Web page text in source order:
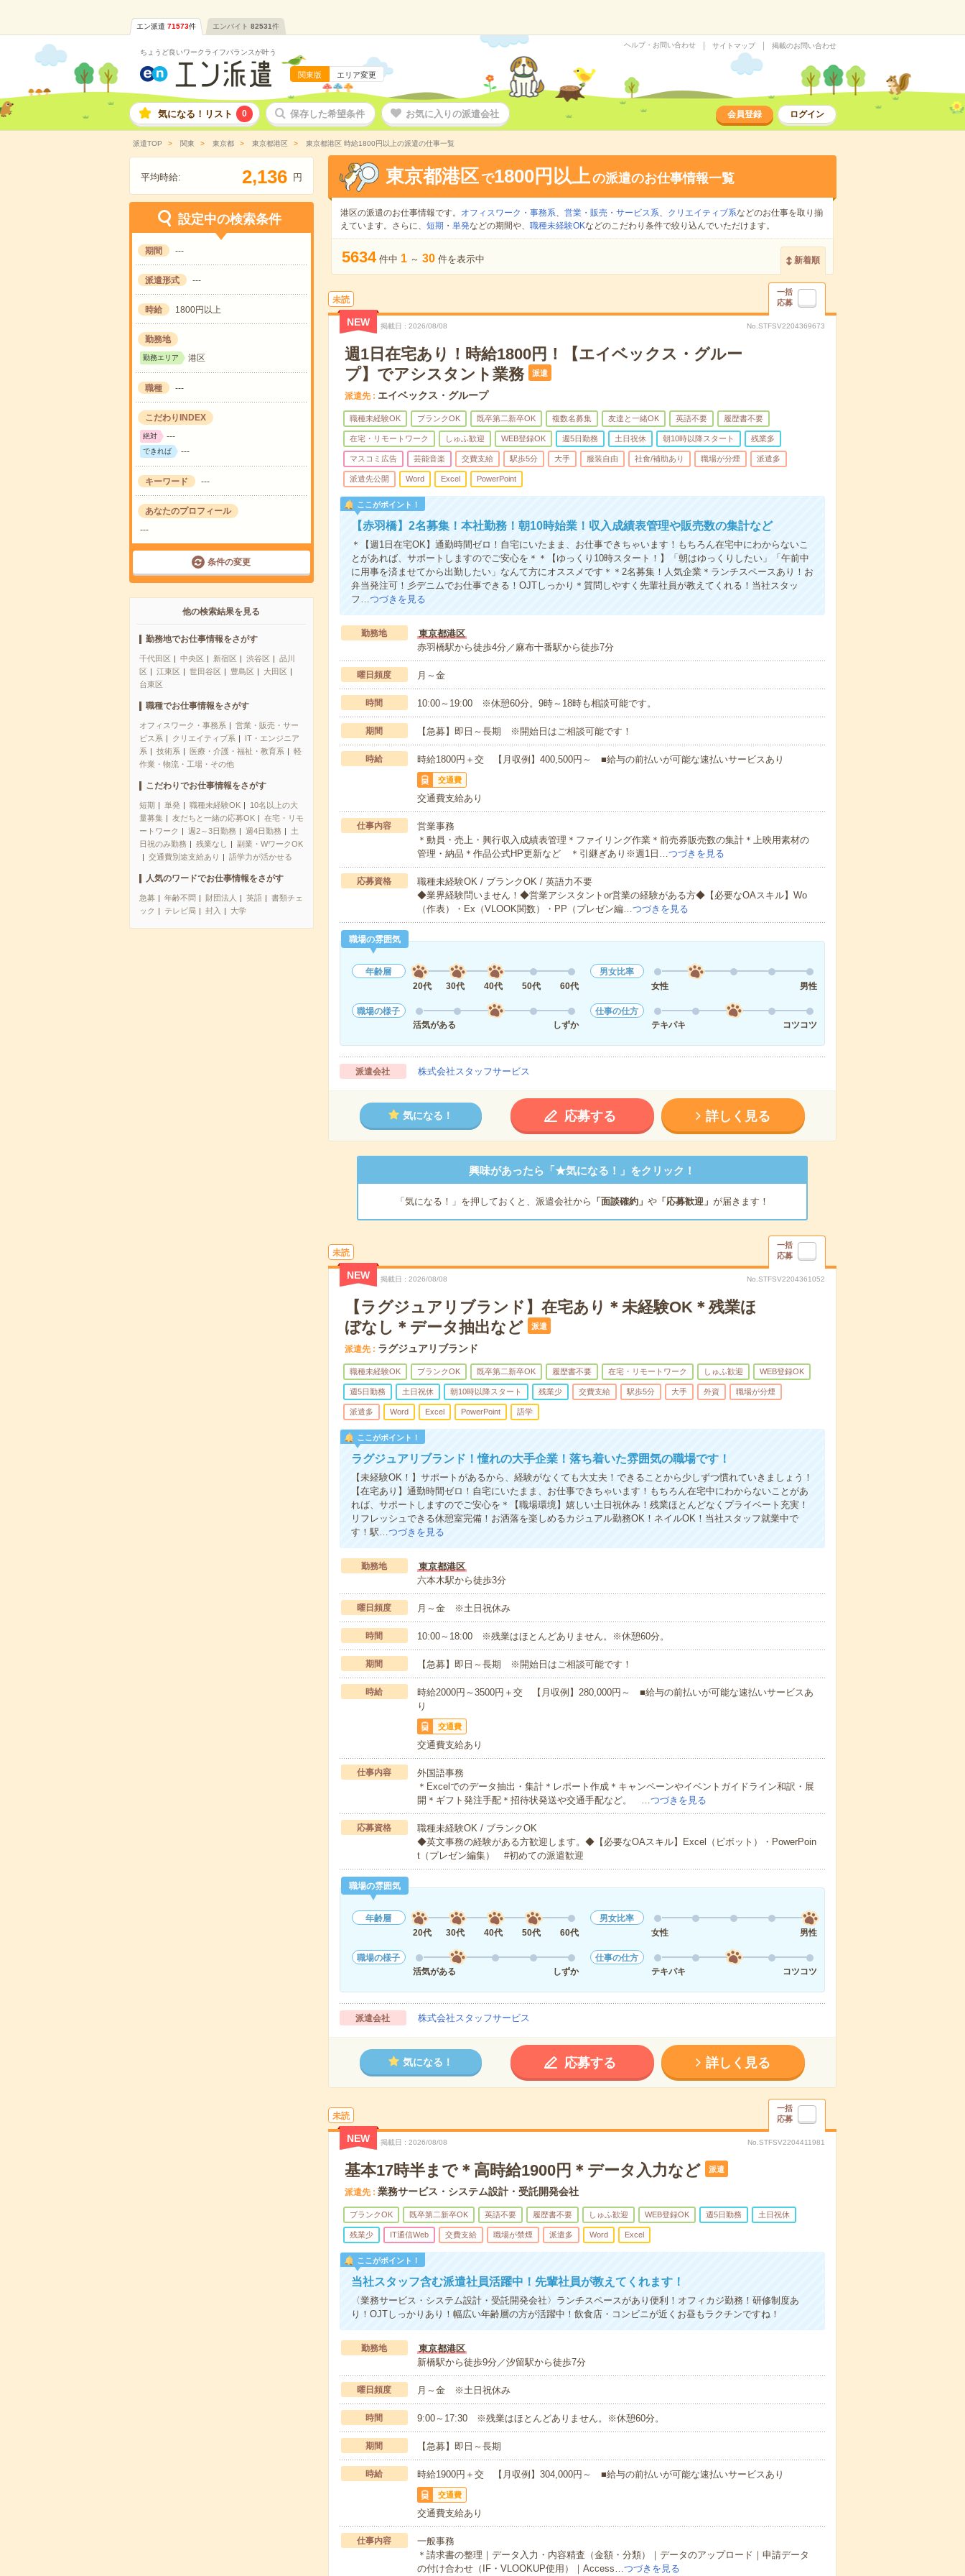
エン派遣 71573件 エンバイト 82531件
ちょうど良いワークライフバランスが叶う
関東版 エリア変更
ヘルプ・お問い合わせ サイトマップ 掲載のお問い合わせ
気になる！リスト 0 保存した希望条件 お気に入りの派遣会社 会員登録 ログイン
派遣TOP 関東 東京都 東京都港区 東京都港区 時給1800円以上の派遣の仕事一覧
平均時給: 2,136 円
設定中の検索条件
期間 ---
派遣形式 ---
時給 1800円以上
勤務地
勤務エリア 港区
職種 ---
こだわりINDEX
絶対 ---
できれば ---
キーワード ---
あなたのプロフィール
---
条件の変更
他の検索結果を見る
勤務地でお仕事情報をさがす
千代田区 中央区 新宿区 渋谷区
品川
区
江東区 世田谷区 豊島区
大田区
台東区
職種でお仕事情報をさがす
オフィスワーク・事務系
営業・販売・サー
ビス系
クリエイティブ系
IT・エンジニア
系
技術系 医療・介護・福祉・教育系
軽
作業・物流・工場・その他
こだわりでお仕事情報をさがす
短期 単発 職種未経験OK
10名以上の大
量募集
友だちと一緒の応募OK
在宅・リモ
ートワーク
週2～3日勤務 週4日勤務
土
日祝のみ勤務
残業なし
副業・WワークOK
交通費別途支給あり
語学力が活かせる
人気のワードでお仕事情報をさがす
急募 年齢不問 財団法人 英語
書類チェ
ック
テレビ局 封入 大学
東京都港区 で1800円以上の派遣のお仕事情報一覧
港区の派遣のお仕事情報です。 オフィスワーク・事務系、 営業・販売・サービス系、 クリエイティブ系などのお仕事を取り揃
えています。さらに、 短期 ・ 単発などの期間や、 職種未経験OKなどのこだわり条件で絞り込んでいただけます。
5634 件中 1 ～ 30 件を表示中 新着順
未読
一括
応募
NEW 掲載日 2026/08/08 No.STFSV2204369673
週1日在宅あり！時給1800円！【エイベックス・グルー
プ】でアシスタント業務
派遣
派遣先 エイベックス・グループ
職種未経験OK ブランクOK 既卒第二新卒OK 複数名募集 友達と一緒OK 英語不要 履歴書不要
在宅・リモートワーク しゅふ歓迎 WEB登録OK 週5日勤務 土日祝休 朝10時以降スタート 残業多
マスコミ広告 芸能音楽 交費支給 駅歩5分 大手 服装自由 社食/補助あり 職場が分煙 派遣多
派遣先公開 Word Excel PowerPoint
ここがポイント！
【赤羽橋】2名募集！本社勤務！朝10時始業！収入成績表管理や販売数の集計など
＊【週1日在宅OK】通勤時間ゼロ！自宅にいたまま、お仕事できちゃいます！もちろん在宅中にわからないこ
とがあれば、サポートしますのでご安心を＊＊【ゆっくり10時スタート！】「朝はゆっくりしたい」「午前中
に用事を済ませてから出勤したい」なんて方にオススメです＊＊2名募集！人気企業＊ランチスペースあり！お
弁当発注可！彡デニムでお仕事できる！OJTしっかり＊質問しやすく先輩社員が教えてくれる！当社スタッ
フ…つづきを見る
勤務地
東京都港区
赤羽橋駅から徒歩4分／麻布十番駅から徒歩7分
曜日頻度 月～金
時間 10:00～19:00 ※休憩60分。9時～18時も相談可能です。
期間 【急募】即日～長期 ※開始日はご相談可能です！
時給 時給1800円＋交 【月収例】400,500円～ ■給与の前払いが可能な速払いサービスあり
交通費
交通費支給あり
仕事内容
営業事務
＊動員・売上・興行収入成績表管理＊ファイリング作業＊前売券販売数の集計＊上映用素材の
管理・納品＊作品公式HP更新など ＊引継ぎあり※週1日…つづきを見る
応募資格
職種未経験OK / ブランクOK / 英語力不要
◆業界経験問いません！◆営業アシスタントor営業の経験がある方◆【必要なOAスキル】Wo
（作表）・Ex（VLOOK関数）・PP（プレゼン編…つづきを見る
職場の雰囲気
年齢層
20代
30代 40代 50代 60代
男女比率
女性
男性
職場の様子
活気がある
しずか
仕事の仕方
テキパキ
コツコツ
派遣会社 株式会社スタッフサービス
気になる！ 応募する 詳しく見る
興味があったら「★気になる！」をクリック！
「気になる！」を押しておくと、派遣会社から 「面談確約」 や「応募歓迎」 が届きます！
未読
一括
応募
NEW 掲載日 2026/08/08 No.STFSV2204361052
【ラグジュアリブランド】在宅あり＊未経験OK＊残業ほ
ぼなし＊データ抽出など
派遣
派遣先 ラグジュアリブランド
職種未経験OK ブランクOK 既卒第二新卒OK 履歴書不要 在宅・リモートワーク しゅふ歓迎 WEB登録OK
週5日勤務 土日祝休 朝10時以降スタート 残業少 交費支給 駅歩5分 大手 外資 職場が分煙
派遣多 Word Excel PowerPoint 語学
ここがポイント！
ラグジュアリブランド！憧れの大手企業！落ち着いた雰囲気の職場です！
【未経験OK！】サポートがあるから、経験がなくても大丈夫！できることから少しずつ慣れていきましょう！
【在宅あり】通勤時間ゼロ！自宅にいたまま、お仕事できちゃいます！もちろん在宅中にわからないことがあ
れば、サポートしますのでご安心を＊【職場環境】嬉しい土日祝休み！残業ほとんどなくプライベート充実！
リフレッシュできる休憩室完備！お洒落を楽しめるカジュアル勤務OK！ネイルOK！当社スタッフ就業中で
す！駅…つづきを見る
勤務地
東京都港区
六本木駅から徒歩3分
曜日頻度 月～金 ※土日祝休み
時間 10:00～18:00 ※残業はほとんどありません。※休憩60分。
期間 【急募】即日～長期 ※開始日はご相談可能です！
時給
時給2000円～3500円＋交 【月収例】280,000円～ ■給与の前払いが可能な速払いサービスあ
り
交通費
交通費支給あり
仕事内容
外国語事務
＊Excelでのデータ抽出・集計＊レポート作成＊キャンペーンやイベントガイドライン和訳・展
開＊ギフト発注手配＊招待状発送や交通手配など。 …つづきを見る
応募資格
職種未経験OK / ブランクOK
◆英文事務の経験がある方歓迎します。◆【必要なOAスキル】Excel（ピボット）・PowerPoin
t（プレゼン編集） #初めての派遣歓迎
職場の雰囲気
年齢層
20代
30代 40代 50代 60代
男女比率
女性
男性
職場の様子
活気がある
しずか
仕事の仕方
テキパキ
コツコツ
派遣会社 株式会社スタッフサービス
気になる！ 応募する 詳しく見る
未読
一括
応募
NEW 掲載日 2026/08/08 No.STFSV2204411981
基本17時半まで＊高時給1900円＊データ入力など 派遣
派遣先 業務サービス・システム設計・受託開発会社
ブランクOK 既卒第二新卒OK 英語不要 履歴書不要 しゅふ歓迎 WEB登録OK 週5日勤務 土日祝休
残業少 IT通信Web 交費支給 職場が禁煙 派遣多 Word Excel
ここがポイント！
当社スタッフ含む派遣社員活躍中！先輩社員が教えてくれます！
〈業務サービス・システム設計・受託開発会社〉ランチスペースがあり便利！オフィカジ勤務！研修制度あ
り！OJTしっかりあり！幅広い年齢層の方が活躍中！飲食店・コンビニが近くお昼もラクチンですね！
勤務地
東京都港区
新橋駅から徒歩9分／汐留駅から徒歩7分
曜日頻度 月～金 ※土日祝休み
時間 9:00～17:30 ※残業はほとんどありません。※休憩60分。
期間 【急募】即日～長期
時給 時給1900円＋交 【月収例】304,000円～ ■給与の前払いが可能な速払いサービスあり
交通費
交通費支給あり
仕事内容
一般事務
＊請求書の整理｜データ入力・内容精査（金額・分類）｜データのアップロード｜申請データ
の付け合わせ（IF・VLOOKUP使用）｜Access…つづきを見る